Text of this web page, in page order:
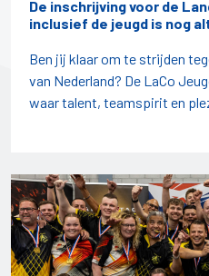
De inschrijving voor de
inclusief de jeugd is nog
Ben jij klaar om te strijden
van Nederland? De LaCo
waar talent, teamspirit en